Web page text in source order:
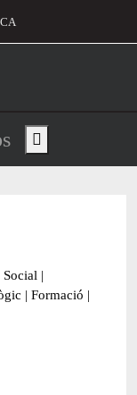
d'usuari
de
Show main menu
Social |
| Formació |